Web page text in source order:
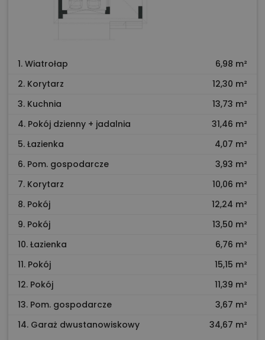
1. Wiatrołap
6,98 m²
2. Korytarz
12,30 m²
3. Kuchnia
13,73 m²
4. Pokój dzienny + jadalnia
31,46 m²
5. Łazienka
4,07 m²
6. Pom. gospodarcze
3,93 m²
7. Korytarz
10,06 m²
8. Pokój
12,24 m²
9. Pokój
13,50 m²
10. Łazienka
6,76 m²
11. Pokój
15,15 m²
12. Pokój
11,39 m²
13. Pom. gospodarcze
3,67 m²
14. Garaż dwustanowiskowy
34,67 m²